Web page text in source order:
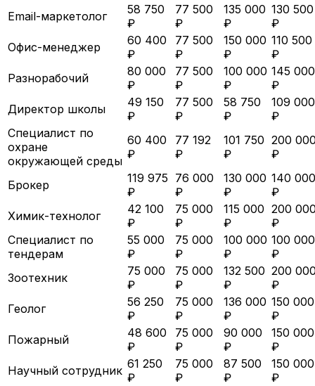
Email-маркетолог
58 750
₽
77 500
₽
135 000
₽
130 500
₽
Офис-менеджер
60 400
₽
77 500
₽
150 000
₽
110 500
₽
Разнорабочий
80 000
₽
77 500
₽
100 000
₽
145 000
₽
Директор школы
49 150
₽
77 500
₽
58 750
₽
109 000
₽
Специалист по
охране
окружающей среды
60 400
₽
77 192
₽
101 750
₽
200
₽
Брокер
119 975
₽
76 000
₽
130 000
₽
140 000
₽
Химик-технолог
42 100
₽
75 000
₽
115 000
₽
200
₽
Специалист по
тендерам
55 000
₽
75 000
₽
100 000
₽
100 000
₽
Зоотехник
75 000
₽
75 000
₽
132 500
₽
200
₽
Геолог
56 250
₽
75 000
₽
136 000
₽
150 000
₽
Пожарный
48 600
₽
75 000
₽
90 000
₽
150 000
₽
Научный сотрудник 61 250
₽
75 000
₽
87 500
₽
150 000
₽